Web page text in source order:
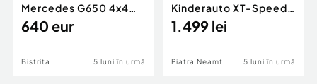
Mercedes G650 4x4
180W Maybach Deluxe
640 eur
Bistrita 5 luni în urmă
Kinderauto XT-Speed
4x45W 24V premium
1.499 lei
Piatra Neamt 5 luni în urmă